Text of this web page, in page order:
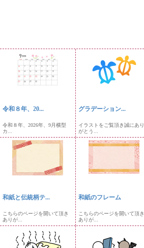
令和８年、20...
令和８年、2026年、9月横型
カ...
グラデーション...
イラストをご覧頂き誠にあり
がとう...
和紙と伝統柄テ...
こちらのページを開いて頂き
ありが...
和紙のフレーム
こちらのページを開いて頂き
ありが...